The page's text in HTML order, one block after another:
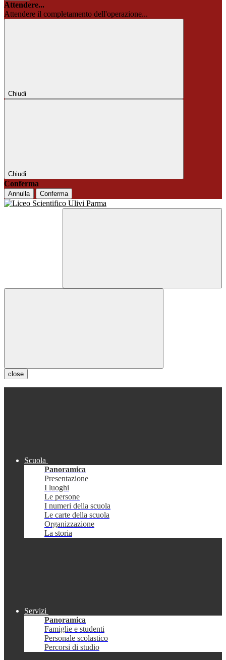
Attendere...
Attendere il completamento dell'operazione...
Chiudi
Chiudi
Conferma
Annulla Conferma
close
Scuola
Panoramica
Presentazione
I luoghi
Le persone
I numeri della scuola
Le carte della scuola
Organizzazione
La storia
Servizi
Panoramica
Famiglie e studenti
Personale scolastico
Percorsi di studio